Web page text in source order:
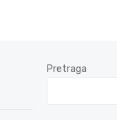
Pretraga